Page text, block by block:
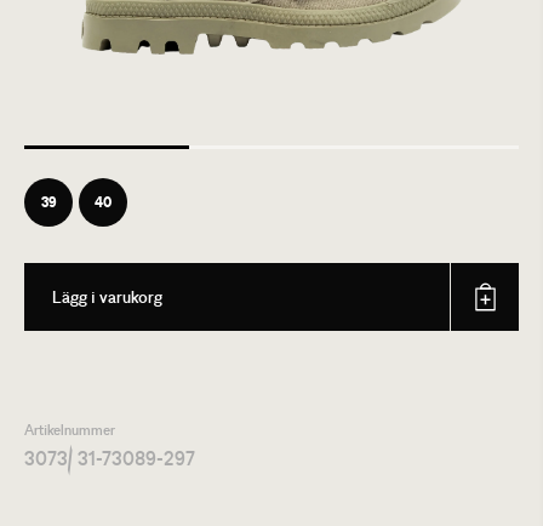
39 40
Lägg i varukorg
Artikelnummer
3073/ 31-73089-297